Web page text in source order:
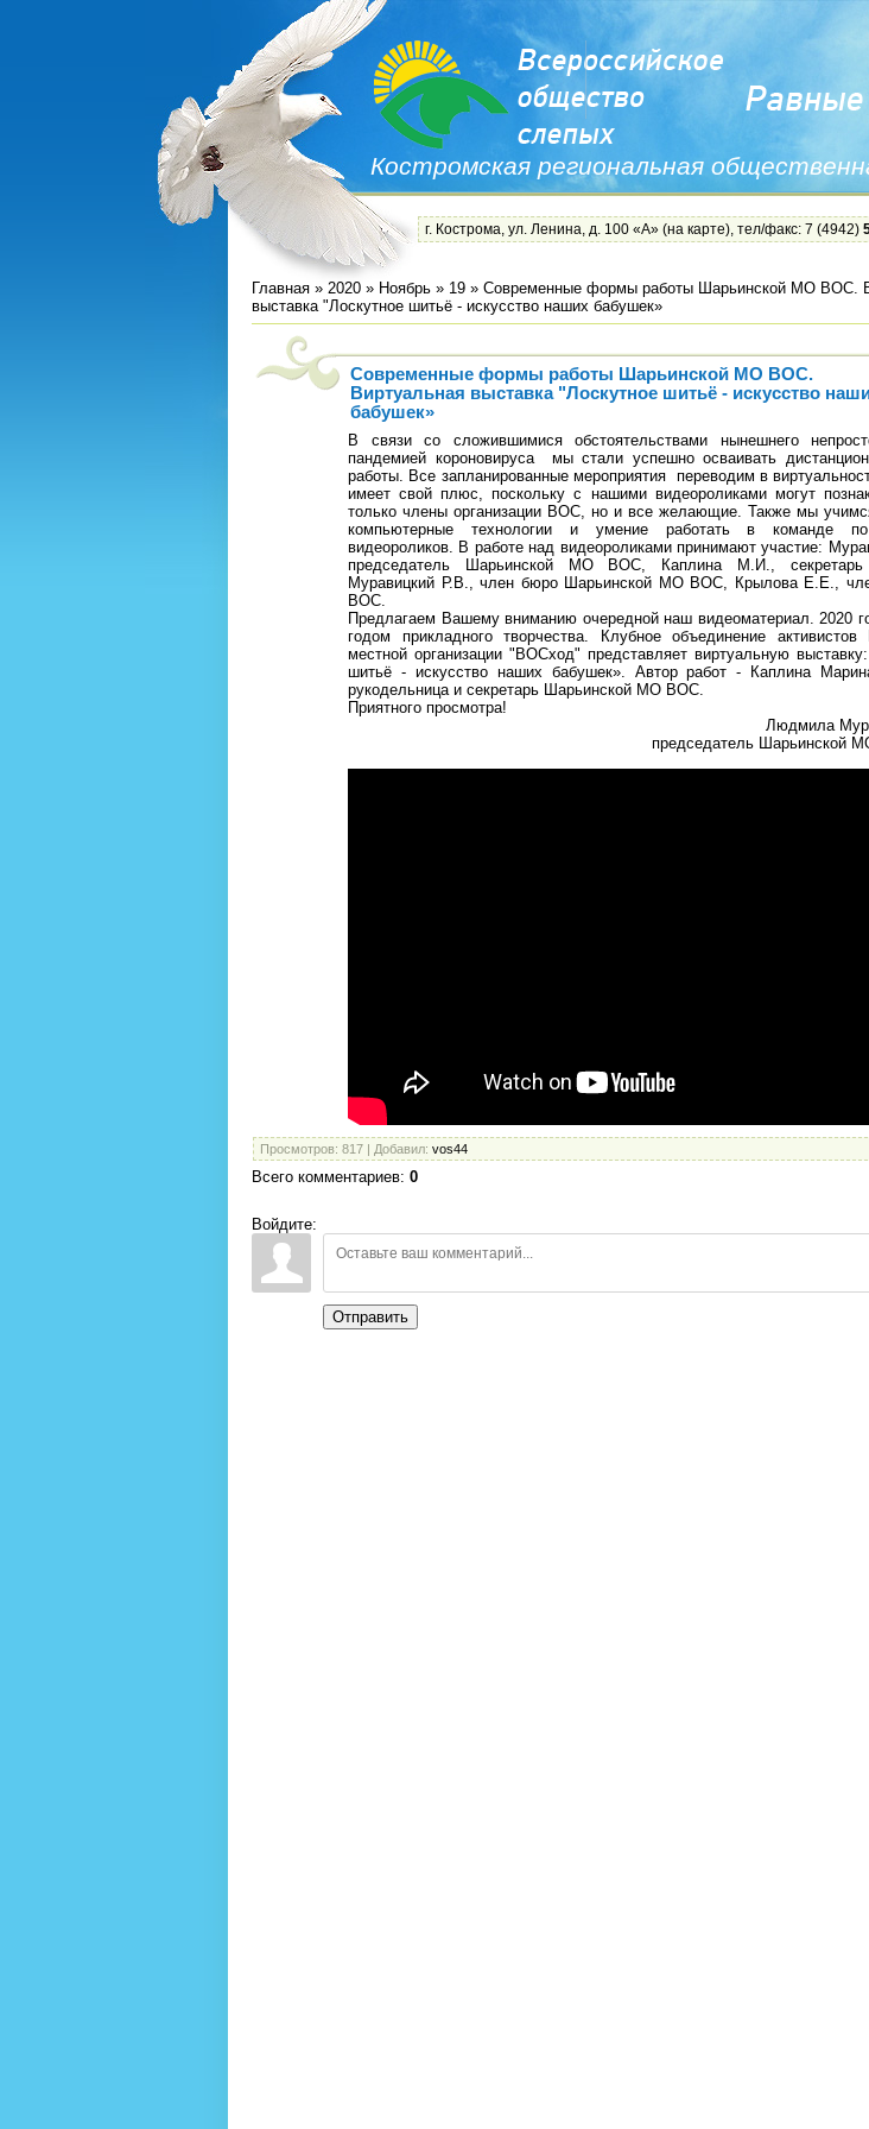
Костромская региональная
г. Кострома, ул. Ленина, д. 100 «А» (на карте), тел/факс: 7 (4942)
Главная » 2020 » Ноябрь » 19 » Современные формы работы Шарьинской МО ВОС.
выставка "Лоскутное шитьё - искусство наших бабушек»
Современные формы работы Шарьинской МО ВОС.
Виртуальная выставка "Лоскутное шитьё - искусство
бабушек»
В связи со сложившимися обстоятельствами нынешнего
пандемией короновируса мы стали успешно осваивать
работы. Все запланированные мероприятия переводим в
имеет свой плюс, поскольку с нашими видеороликами могут
только члены организации ВОС, но и все желающие. Также мы
компьютерные технологии и умение работать в команде
видеороликов. В работе над видеороликами принимают участие:
председатель Шарьинской МО ВОС, Каплина М.И.,
Муравицкий Р.В., член бюро Шарьинской МО ВОС, Крылова Е.Е.,
ВОС.
Предлагаем Вашему вниманию очередной наш видеоматериал. 2020
годом прикладного творчества. Клубное объединение активистов
местной организации "ВОСход" представляет виртуальную
шитьё - искусство наших бабушек». Автор работ - Каплина
рукодельница и секретарь Шарьинской МО ВОС.
Приятного просмотра!
Людмила
председатель Шарьинской МО
Просмотров: 817 | Добавил: vos44
Всего комментариев: 0
Войдите:
Отправить